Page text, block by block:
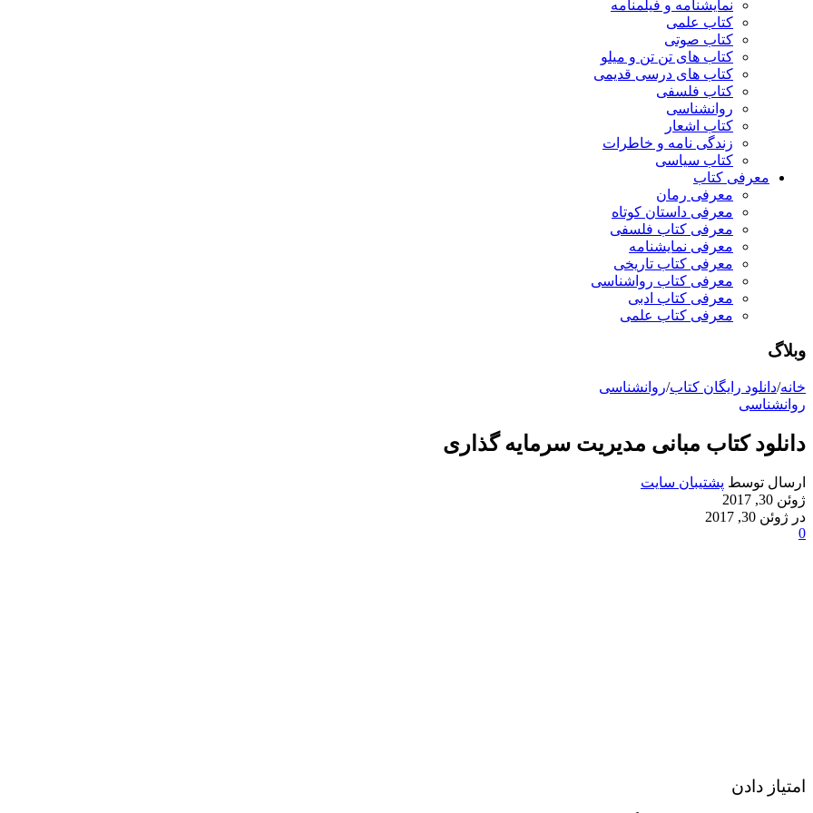
نمایشنامه و فیلمنامه
کتاب علمی
کتاب صوتی
کتاب های تن تن و میلو
کتاب های درسی قدیمی
کتاب فلسفی
روانشناسی
کتاب اشعار
زندگی نامه و خاطرات
کتاب سیاسی
معرفی کتاب
معرفی رمان
معرفی داستان کوتاه
معرفی کتاب فلسفی
معرفی نمایشنامه
معرفی کتاب تاریخی
معرفی کتاب رواشناسی
معرفی کتاب ادبی
معرفی کتاب علمی
وبلاگ
خانه/دانلود رایگان کتاب/روانشناسی
روانشناسی
دانلود کتاب مبانی مدیریت سرمایه گذاری
ارسال توسط پشتیبان سایت
ژوئن 30, 2017
در ژوئن 30, 2017
0
امتیاز دادن